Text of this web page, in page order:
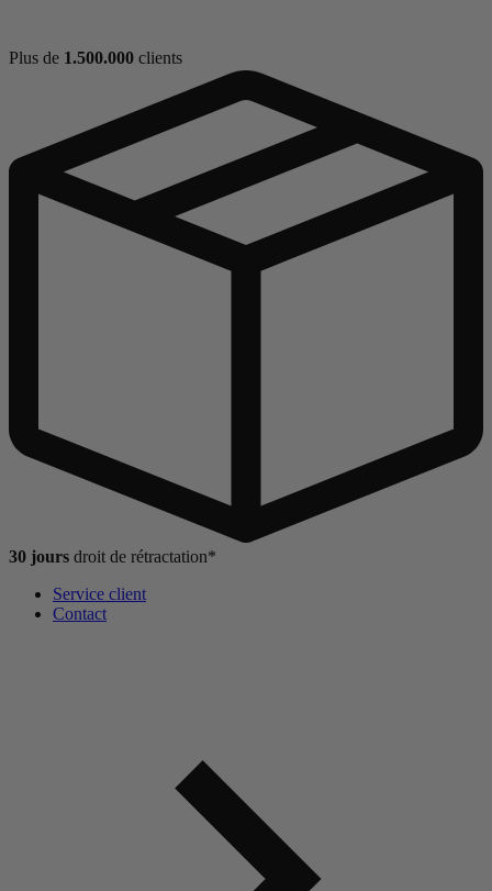
Plus de 1.500.000 clients
30 jours droit de rétractation*
Service client
Contact